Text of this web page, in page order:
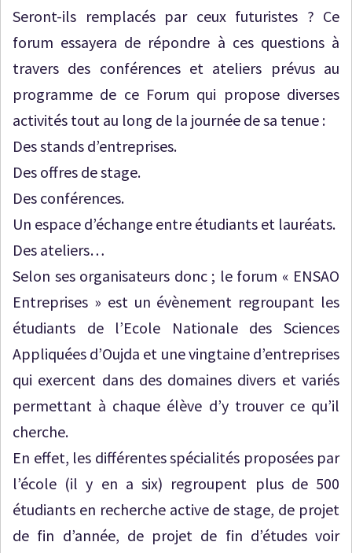
Seront-ils remplacés par ceux futuristes ? Ce
forum essayera de répondre à ces questions à
travers des conférences et ateliers prévus au
programme de ce Forum qui propose diverses
activités tout au long de la journée de sa tenue :
Des stands d’entreprises.
Des offres de stage.
Des conférences.
Un espace d’échange entre étudiants et lauréats.
Des ateliers…
Selon ses organisateurs donc ; le forum « ENSAO
Entreprises » est un évènement regroupant les
étudiants de l’Ecole Nationale des Sciences
Appliquées d’Oujda et une vingtaine d’entreprises
qui exercent dans des domaines divers et variés
permettant à chaque élève d’y trouver ce qu’il
cherche.
En effet, les différentes spécialités proposées par
l’école (il y en a six) regroupent plus de 500
étudiants en recherche active de stage, de projet
de fin d’année, de projet de fin d’études voir